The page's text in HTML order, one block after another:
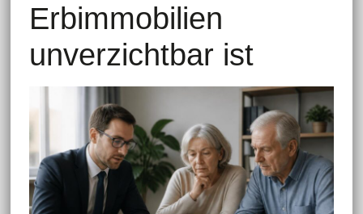
Erbimmobilien
unverzichtbar ist